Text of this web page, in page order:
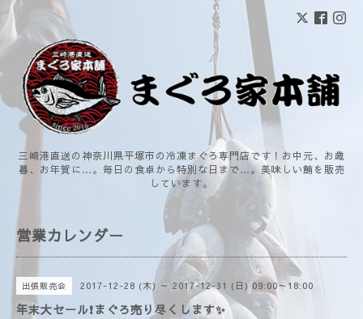
三崎港直送の神奈川県平塚市の冷凍まぐろ専門店です！お中元、お歳
暮、お年賀に…。毎日の食卓から特別な日まで…。美味しい鮪を販売
しています。
営業カレンダー
出張販売会 2017-12-28 (木) ～ 2017-12-31 (日) 09:00～18:00
年末大セール❗まぐろ売り尽くします✨